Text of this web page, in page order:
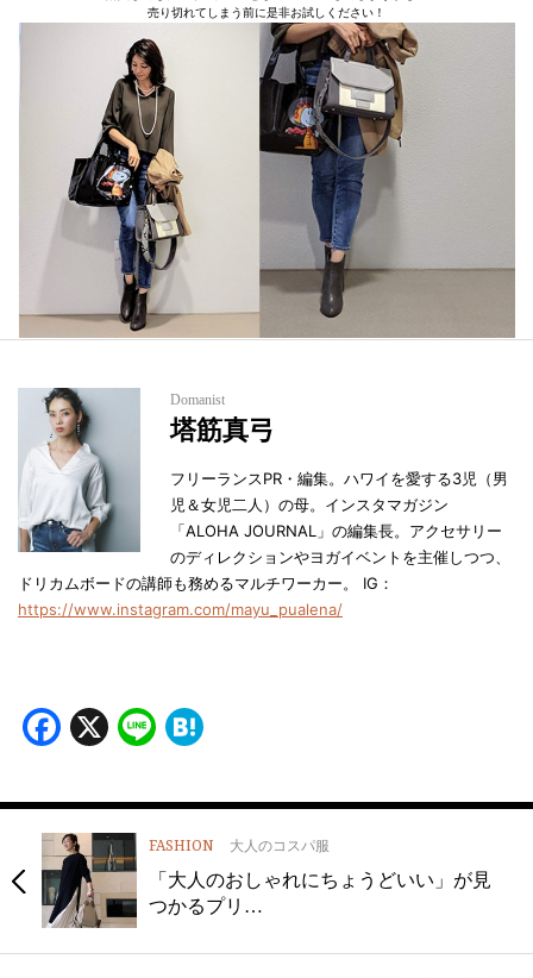
売り切れてしまう前に是非お試しください！
Domanist
塔筋真弓
フリーランスPR・編集。ハワイを愛する3児（男
児＆女児二人）の母。インスタマガジン
「ALOHA JOURNAL」の編集長。アクセサリー
のディレクションやヨガイベントを主催しつつ、
ドリカムボードの講師も務めるマルチワーカー。 IG：
https://www.instagram.com/mayu_pualena/
Facebook
X Line
FASHION 大人のコスパ服
「大人のおしゃれにちょうどいい」が見
つかるプリ…